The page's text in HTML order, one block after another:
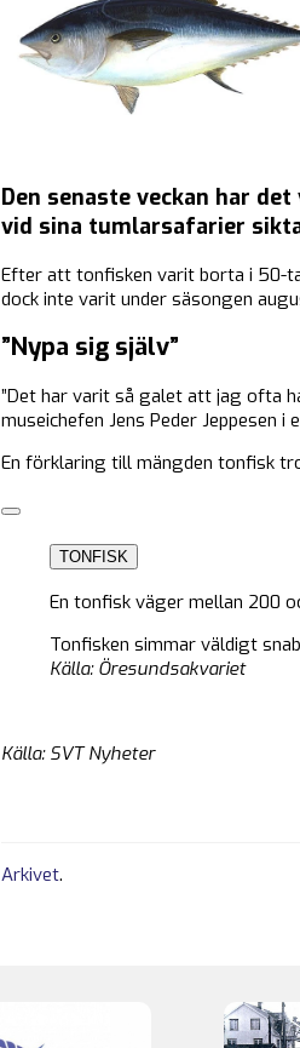
Den senaste veckan har
vid sina tumlarsafarier
Efter att tonfisken varit borta i 50-
dock inte varit under säsongen
”Nypa sig själv”
”Det har varit så galet att jag ofta
museichefen Jens Peder Jeppesen i
En förklaring till mängden tonfisk
TONFISK
En tonfisk väger mellan 200
Tonfisken simmar väldigt
Källa: Öresundsakvariet
Källa: SVT Nyheter
Arkivet.